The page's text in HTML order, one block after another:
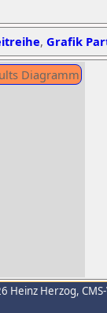
, Grafik
Heinz Herzog,